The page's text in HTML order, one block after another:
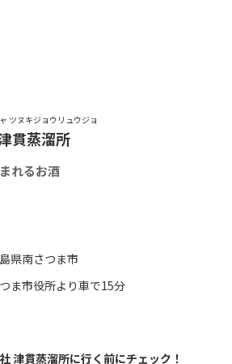
ツヌキジョウリュウジョ
貫蒸溜所
れるお酒
県南さつま市
ま市役所より車で15分
津貫蒸溜所に行く前にチェック！